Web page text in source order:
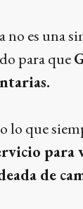
no es una
para que
lo que
para
de